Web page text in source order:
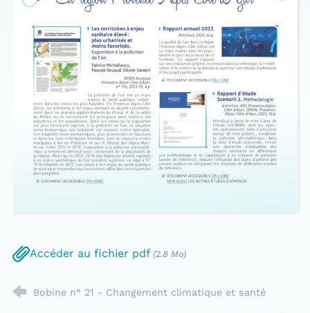
Accéder au fichier pdf (2.8 Mo)
Bobine n° 21 - Changement climatique et santé